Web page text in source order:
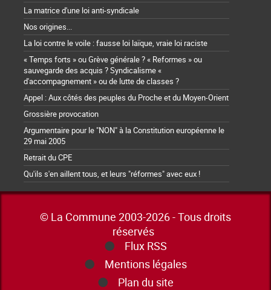
La matrice d'une loi anti-syndicale
Nos origines...
La loi contre le voile : fausse loi laïque, vraie loi raciste
« Temps forts » ou Grève générale ? « Reformes » ou
sauvegarde des acquis ? Syndicalisme «
d'accompagnement » ou de lutte de classes ?
Appel : Aux côtés des peuples du Proche et du Moyen-Orient
Grossière provocation
Argumentaire pour le "NON" à la Constitution européenne le
29 mai 2005
Retrait du CPE
Qu'ils s'en aillent tous, et leurs "réformes" avec eux !
© La Commune 2003-2026 - Tous droits
réservés
Flux RSS
Mentions légales
Plan du site